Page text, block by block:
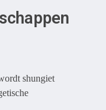
shungiet